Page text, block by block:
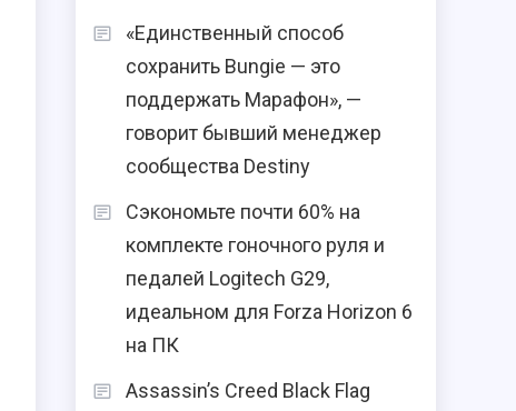
«Единственный способ
сохранить Bungie — это
поддержать Марафон», —
говорит бывший менеджер
сообщества Destiny
Сэкономьте почти 60% на
комплекте гоночного руля и
педалей Logitech G29,
идеальном для Forza Horizon 6
на ПК
Assassin’s Creed Black Flag